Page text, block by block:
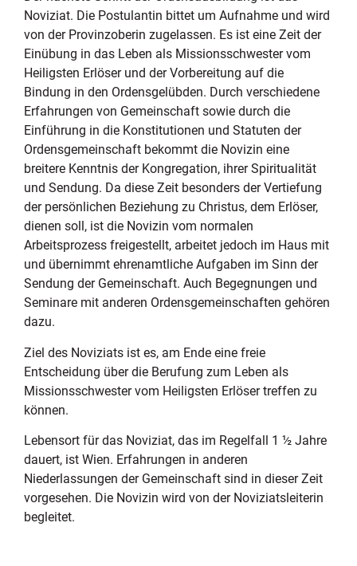
Noviziat. Die Postulantin bittet um Aufnahme und wird
von der Provinzoberin zugelassen. Es ist eine Zeit der
Einübung in das Leben als Missionsschwester vom
Heiligsten Erlöser und der Vorbereitung auf die
Bindung in den Ordensgelübden. Durch verschiedene
Erfahrungen von Gemeinschaft sowie durch die
Einführung in die Konstitutionen und Statuten der
Ordensgemeinschaft bekommt die Novizin eine
breitere Kenntnis der Kongregation, ihrer Spiritualität
und Sendung. Da diese Zeit besonders der Vertiefung
der persönlichen Beziehung zu Christus, dem Erlöser,
dienen soll, ist die Novizin vom normalen
Arbeitsprozess freigestellt, arbeitet jedoch im Haus mit
und übernimmt ehrenamtliche Aufgaben im Sinn der
Sendung der Gemeinschaft. Auch Begegnungen und
Seminare mit anderen Ordensgemeinschaften gehören
dazu.
Ziel des Noviziats ist es, am Ende eine freie
Entscheidung über die Berufung zum Leben als
Missionsschwester vom Heiligsten Erlöser treffen zu
können.
Lebensort für das Noviziat, das im Regelfall 1 ½ Jahre
dauert, ist Wien. Erfahrungen in anderen
Niederlassungen der Gemeinschaft sind in dieser Zeit
vorgesehen. Die Novizin wird von der Noviziatsleiterin
begleitet.